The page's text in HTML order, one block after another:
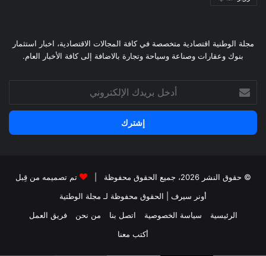
مجلة الوطنية اقتصادية متخصصة في كافة المجالات الاقتصادية، اخبار استثمار
بنوك وعقارات وصناعة وسياحة وتجارة بالاضافة إلى كافة الأخبار العام.
بريدك
الإلكتروني
© حقوق النشر 2026، جميع الحقوق محفوظة |
تم تصميمه من قِبل
أونر سيرف | الحقوق محفوظة لـ مجلة الوطتية
الرئيسية
سياسة الخصوصية اتصل بنا من نحن
فريق العمل
أكتب معنا